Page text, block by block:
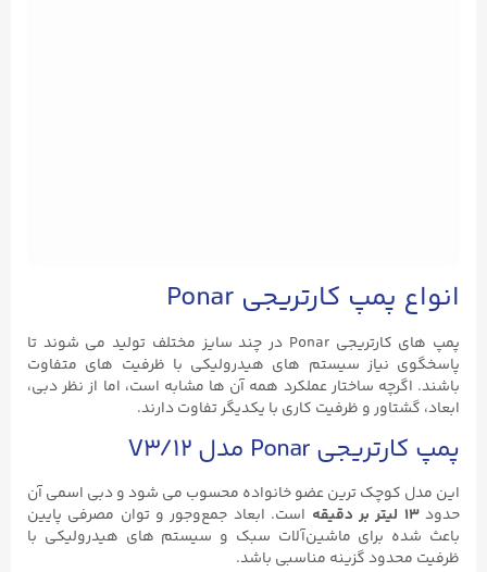
انواع پمپ کارتریجی Ponar
پمپ‌ های کارتریجی Ponar در چند سایز مختلف تولید می ‌شوند تا
پاسخگوی نیاز سیستم‌ های هیدرولیکی با ظرفیت ‌های متفاوت
باشند. اگرچه ساختار عملکرد همه آن ‌ها مشابه است، اما از نظر دبی،
ابعاد، گشتاور و ظرفیت کاری با یکدیگر تفاوت دارند.
پمپ کارتریجی Ponar مدل V3/۱۲
این مدل کوچک‌ ترین عضو خانواده محسوب می‌ شود و دبی اسمی آن
حدود۱۳ لیتر بر دقیقه
است. ابعاد جمع‌وجور و توان مصرفی پایین
باعث شده برای ماشین‌آلات سبک و سیستم ‌های هیدرولیکی با
ظرفیت محدود گزینه مناسبی باشد.